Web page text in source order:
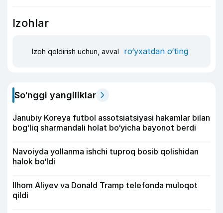
Izohlar
Izoh qoldirish uchun, avval ro‘yxatdan o‘ting
So‘nggi yangiliklar
Janubiy Koreya futbol assotsiatsiyasi hakamlar bilan
bog‘liq sharmandali holat bo‘yicha bayonot berdi
Navoiyda yollanma ishchi tuproq bosib qolishidan
halok bo‘ldi
Ilhom Aliyev va Donald Tramp telefonda muloqot
qildi